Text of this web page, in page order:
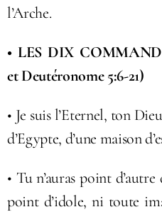
l’Arche.
• LES DIX
et Deutéronome 5:6-21)
• Je suis l’Eternel, ton
d’Egypte, d’une maison
• Tu n’auras point
point d’idole, ni toute